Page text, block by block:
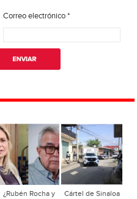
Correo electrónico*
¿Rubén Rocha y
Cártel de Sinaloa